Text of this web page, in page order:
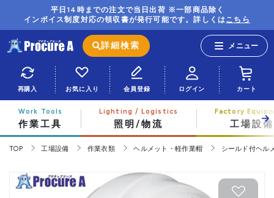
平日14時までの注文で当日出荷 ※一部商品除く
インボイス制度対応の領収書が発行可能です。詳しくはこちら
詳細検索
再購入 お気に入り 会員登録 ログイン カート
作業工具 照明/物流 工場設備
TOP 工場設備 作業衣類 ヘルメット・軽作業帽 シールド付ヘル